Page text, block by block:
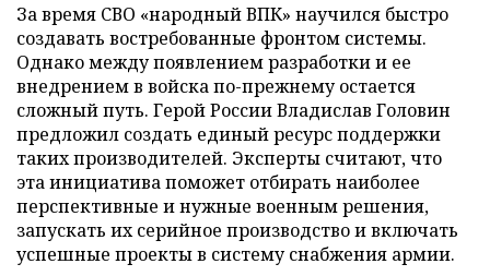
За время СВО «народный ВПК» научился быстро
создавать востребованные фронтом системы.
Однако между появлением разработки и ее
внедрением в войска по-прежнему остается
сложный путь. Герой России Владислав Головин
предложил создать единый ресурс поддержки
таких производителей. Эксперты считают, что
эта инициатива поможет отбирать наиболее
перспективные и нужные военным решения,
запускать их серийное производство и включать
успешные проекты в систему снабжения армии.